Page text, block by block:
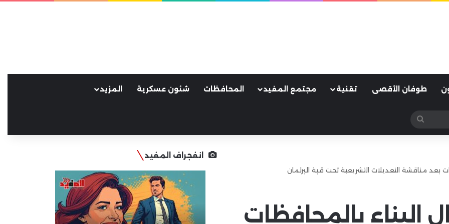
طوفان الأقصى تقنية مجتمع المفيد المحافظات شئون عسكرية المزيد
بحث
عن
بعد مناقشة التعديلات التشريعية تحت قبة البرلمان
البناء بالمحافظات
انفجراف المفيد